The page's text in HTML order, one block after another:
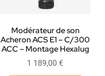
Modérateur de son
Acheron ACS E1 – C/300
ACC – Montage Hexalug
1 189,00 €